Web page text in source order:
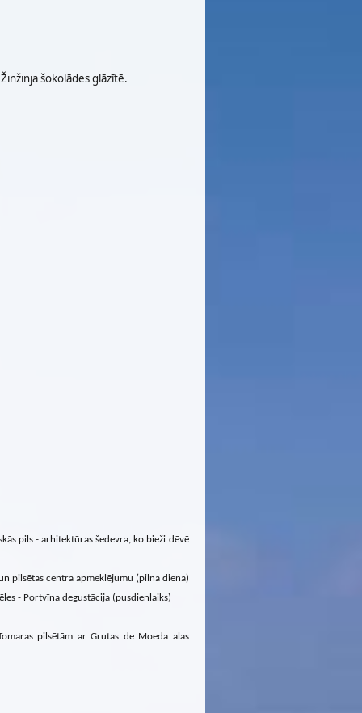
šokolādes glāzītē.
pils - arhitektūras šedevra, ko bieži dēvē
pilsētas centra apmeklējumu (pilna diena)
- Portvīna degustācija (pusdienlaiks)
pilsētām ar Grutas de Moeda alas